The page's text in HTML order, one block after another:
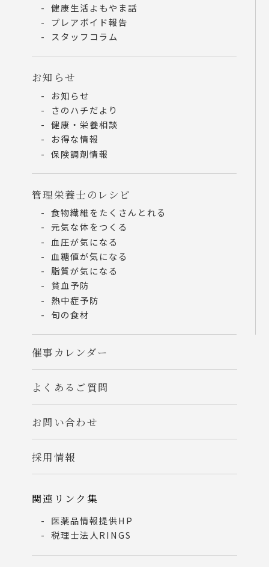
健康生活よもやま話
プレアボイド報告
スタッフコラム
お知らせ
お知らせ
さのハチだより
健康・栄養相談
お得な情報
保険調剤情報
管理栄養士のレシピ
食物繊維をたくさんとれる
元気な体をつくる
血圧が気になる
血糖値が気になる
脂質が気になる
貧血予防
熱中症予防
旬の食材
催事カレンダー
よくあるご質問
お問い合わせ
採用情報
関連リンク集
医薬品情報提供HP
税理士法人RINGS